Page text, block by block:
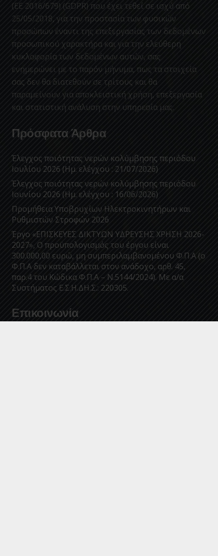
(ΕΕ 2016/679) (GDPR) που έχει τεθεί σε ισχύ από
25/05/2018, για την προστασία των φυσικών
προσώπων έναντι της επεξεργασίας των δεδομένων
προσωπικού χαρακτήρα και για την ελεύθερη
κυκλοφορία των δεδομένων αυτών, σας
ενημερώνει με το παρόν μήνυμα, πως τα στοιχεία
σας δεν θα διατεθούν σε τρίτους και θα
παραμείνουν για αποκλειστική χρήση, επεξεργασία
και στατιστική ανάλυση στην υπηρεσία μας.
Πρόσφατα Άρθρα
Έλεγχος ποιότητας νερών κολύμβησης περιόδου
Ιουλίου 2026 (Ημ. ελέγχου : 21/07/2026)
Έλεγχος ποιότητας νερών κολύμβησης περιόδου
Ιουνίου 2026 (Ημ. ελέγχου : 16/06/2026)
Προμήθεια Υποβρυχίων Ηλεκτροκινητήρων και
Ρυθμιστών Στροφών 2026
Έργο «ΕΠΙΣΚΕΥΕΣ ΔΙΚΤΥΩΝ ΥΔΡΕΥΣΗΣ ΧΡΗΣΗ 2026-
2027», Ο προϋπολογισμός του έργου είναι
300.000,00 ευρώ, μη συμπεριλαμβανομένου Φ.Π.Α (ο
Φ.Π.Α δεν καταβάλλεται στον ανάδοχο, αρθ. 45,
παρ.4 του Κώδικα Φ.Π.Α – Ν.5144/2024). Με α/α
Συστήματος Ε.Σ.Η.ΔΗ.Σ.: 220305.
Επικοινωνία